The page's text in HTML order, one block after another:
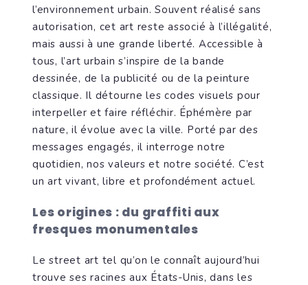
l’environnement urbain. Souvent réalisé sans
autorisation, cet art reste associé à l’illégalité,
mais aussi à une grande liberté. Accessible à
tous, l’art urbain s’inspire de la bande
dessinée, de la publicité ou de la peinture
classique. Il détourne les codes visuels pour
interpeller et faire réfléchir. Éphémère par
nature, il évolue avec la ville. Porté par des
messages engagés, il interroge notre
quotidien, nos valeurs et notre société. C’est
un art vivant, libre et profondément actuel.
Les origines : du graffiti aux
fresques monumentales
Le street art tel qu’on le connaît aujourd’hui
trouve ses racines aux États-Unis, dans les